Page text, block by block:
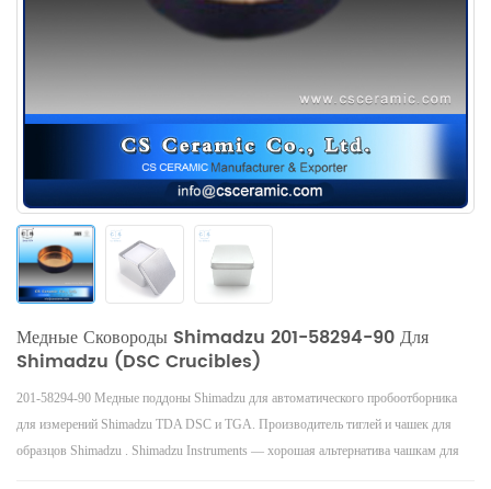
Медные Сковороды Shimadzu 201-58294-90 Для
Shimadzu (DSC Crucibles)
201-58294-90 Медные поддоны Shimadzu для автоматического пробоотборника
для измерений Shimadzu TDA DSC и TGA. Производитель тиглей и чашек для
образцов Shimadzu . Shimadzu Instruments — хорошая альтернатива чашкам для